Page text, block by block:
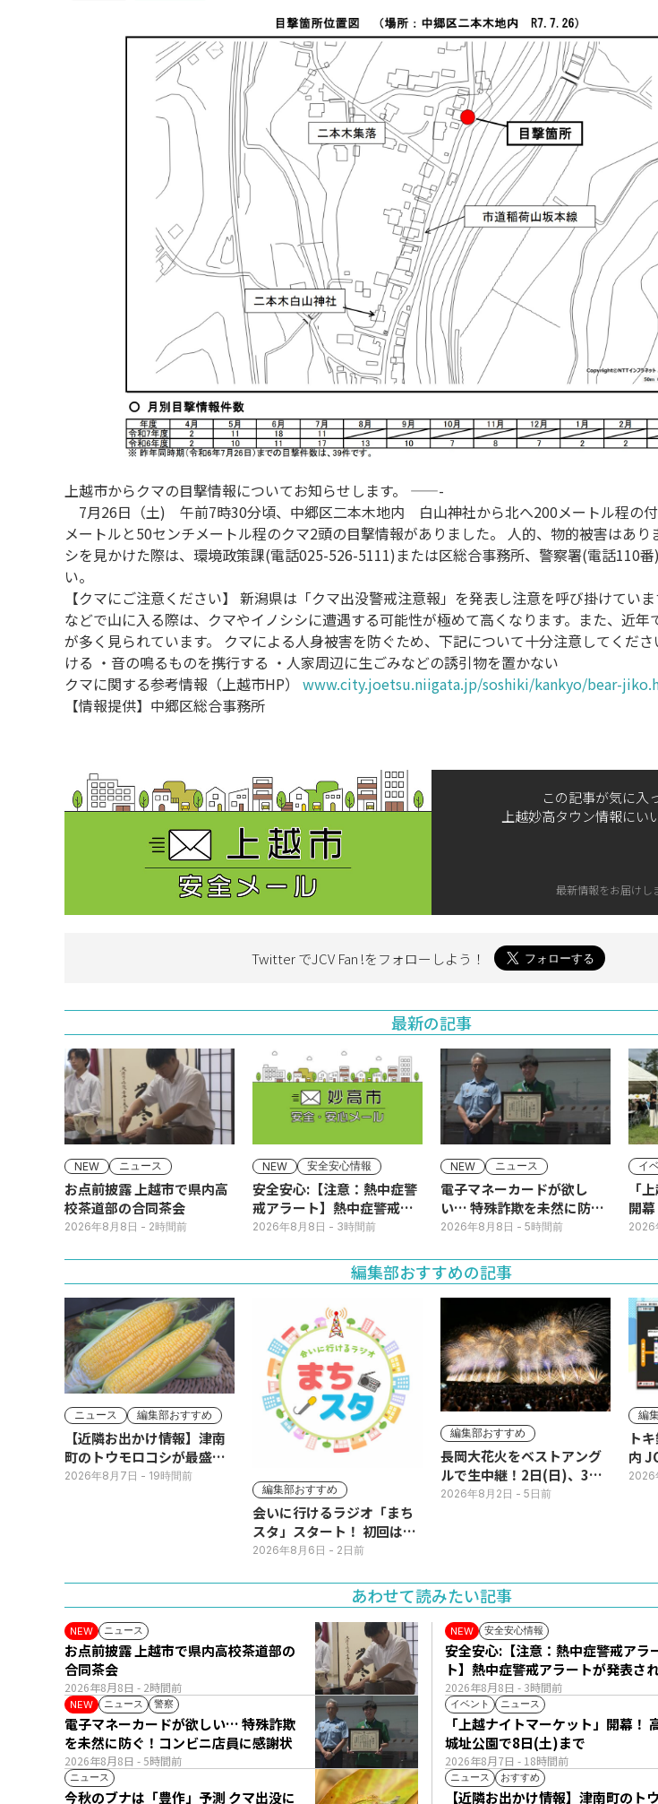
上越市からクマの目撃情報についてお知らせします。 ——-
7月26日（土) 午前7時30分頃、中郷区二本木地内 白山神社から北へ200メートル程の
メートルと50センチメートル程のクマ2頭の目撃情報がありました。 人的、物的被害はあり
シを見かけた際は、環境政策課(電話025-526-5111)または区総合事務所、警察署(電話110
い。
【クマにご注意ください】 新潟県は「クマ出没警戒注意報」を発表し注意を呼び掛けてい
などで山に入る際は、クマやイノシシに遭遇する可能性が極めて高くなります。また、近年
が多く見られています。 クマによる人身被害を防ぐため、下記について十分注意してくだ
ける ・音の鳴るものを携行する ・人家周辺に生ごみなどの誘引物を置かない
クマに関する参考情報（上越市HP） www.city.joetsu.niigata.jp/soshiki/kankyo/bear-
【情報提供】中郷区総合事務所
この記事が気に入
上越妙高タウン情報にい
最新情報をお届けし
Twitter でJCV Fan !をフォローしよう！
最新の記事
NEW ニュース
お点前披露 上越市で県内高
校茶道部の合同茶会
2026年8月8日 - 2時間前
NEW 安全安心情報
安全安心:【注意：熱中症警
戒アラート】熱中症警戒ア
ラートが発表されていま
2026年8月8日 - 3時間前
NEW ニュース
電子マネーカードが欲し
い… 特殊詐欺を未然に防
ぐ！コンビニ店員に感謝状
2026年8月8日 - 5時間前
イ
「
開
(土)
2026
編集部おすすめの記事
ニュース 編集部おすすめ
【近隣お出かけ情報】津南
町のトウモロコシが最盛
期！国道ロードサイドの直
2026年8月7日 - 19時間前
編集部おすすめ
会いに行けるラジオ「まち
スタ」スタート！ 初回は11
日(火･祝) 公開生放送
2026年8月6日 - 2日前
編集部おすすめ
長岡大花火をベストアング
ルで生中継！2日(日)、3日
(月)
2026年8月2日 - 5日前
編
ト
内 JCV123チャンネルで平
日
2026
あわせて読みたい記事
NEW ニュース
2026年8月8日 - 2時間前
お点前披露 上越市で県内高校茶道部の
合同茶会
NEW 安全安心情報
2026年8月8日 - 3時間前
安全安心:【注意：熱中症警戒アラ
ト】熱中症警戒アラートが発表さ
います。
NEW ニュース 警察
2026年8月8日 - 5時間前
電子マネーカードが欲しい… 特殊詐欺
を未然に防ぐ！コンビニ店員に感謝状
イベント ニュース
2026年8月7日 - 18時間前
「上越ナイトマーケット」開幕！
城址公園で8日(土)まで
ニュース
今秋のブナは「豊作」予測 クマ出没に
ニュース おすすめ
【近隣お出かけ情報】津南町のト